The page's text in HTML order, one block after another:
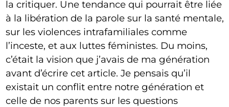
la critiquer. Une tendance qui pourrait être liée
à la libération de la parole sur la santé mentale,
sur les violences intrafamiliales comme
l’inceste, et aux luttes féministes. Du moins,
c’était la vision que j’avais de ma génération
avant d’écrire cet article. Je pensais qu’il
existait un conflit entre notre génération et
celle de nos parents sur les questions